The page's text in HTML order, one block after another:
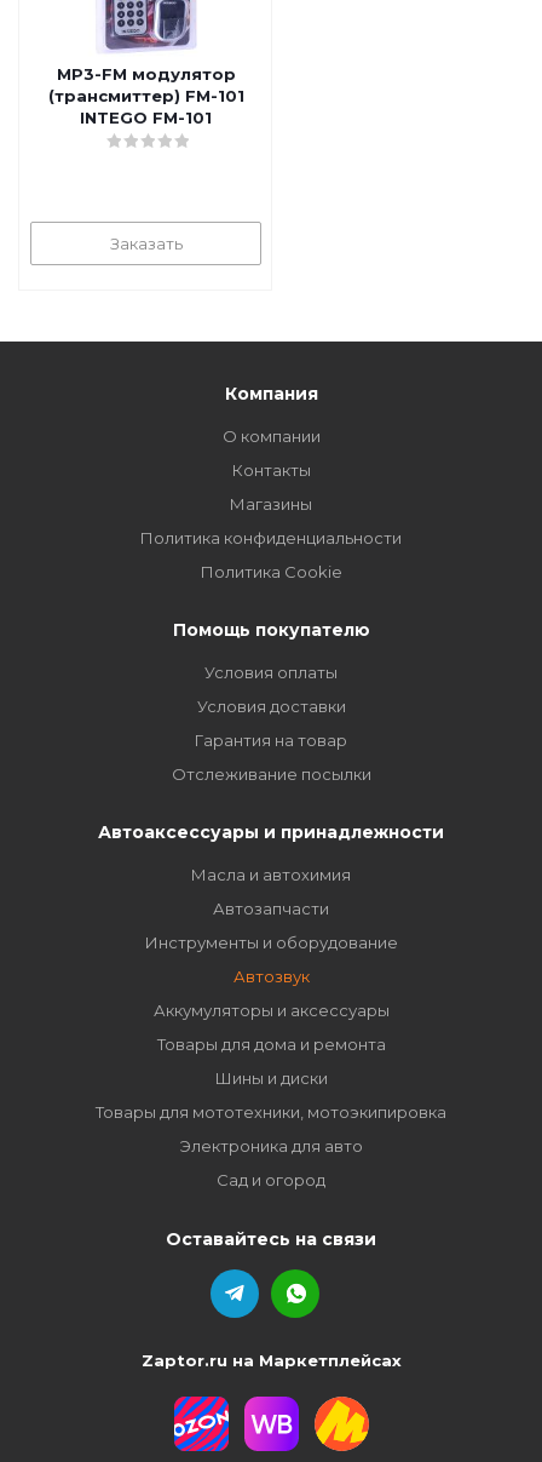
MP3-FM модулятор
(трансмиттер) FM-101
INTEGO FM-101
Заказать
Компания
О компании
Контакты
Магазины
Политика конфиденциальности
Политика Cookie
Помощь покупателю
Условия оплаты
Условия доставки
Гарантия на товар
Отслеживание посылки
Автоаксессуары и принадлежности
Масла и автохимия
Автозапчасти
Инструменты и оборудование
Автозвук
Аккумуляторы и аксессуары
Товары для дома и ремонта
Шины и диски
Товары для мототехники, мотоэкипировка
Электроника для авто
Сад и огород
Оставайтесь на связи
Zaptor.ru на Маркетплейсах